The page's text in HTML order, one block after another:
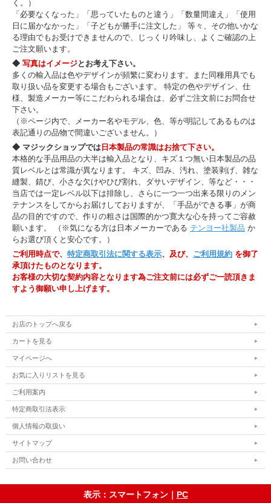
く。）
「必要なくなった」「思っていたものと違う」「数量間違え」「使用
日に届かなかった」「子どもが勝手に注文した」 等々、その他いかな
る理由でもお受けできませんので、じっくり吟味し、よくご確認の上
ご注文願います。
◆ 写真はイメージとお考え下さい。
多くの輸入品は色やデザインが頻繁に変わります。また同種用具でも
取り扱い品を変更する場合もございます。 特定の色やデザイン、仕
様、製造メーカー等にこだわられる場合は、必ずご注文前にお問合せ
下さい。
（※ページ内で、メーカー名やモデル、色、等が明記してあるものは
表記通りの品物で間違いございません。）
◆ マジックショップでは 日本製品の常識はお捨て下さい。
本格的な手品用品の大半は輸入品となり、キズ１つ無い日本製品の品
質レベルとは常識が異なります。 キズ、凹み、汚れ、塗装剥げ、雑な
縫製、錆び、小さな欠けやひび割れ、ダサいデザイン、等など・・・
当店では一定レベル以下は排除し、さらに一つ一つ出来る限りのメン
テナンスをしてからお届けしておりますが、「手品ができる事」が商
品の目的ですので、作りの粗さは国際的かつ寛大な心を持ってご容赦
願います。 （※気になる方は日本メーカーである テンヨー社製品 か
らお選び頂くと安心です。）
ご利用時点で、 特定商取引法に関する表示、及び、 ご利用規約 を御了
承頂けたものとなります。
お客様の大切な契約内容となります為ご注文前には必ずご一読頂きま
すよう御願い申し上げます。
お店のトップへ戻る
カートを見る
マイページへ
お気に入りリストを見る
ご利用案内
特定商取引法表示
個人情報の取扱い
サイトマップ
お問い合わせ
表示：スマートフォン｜ PC